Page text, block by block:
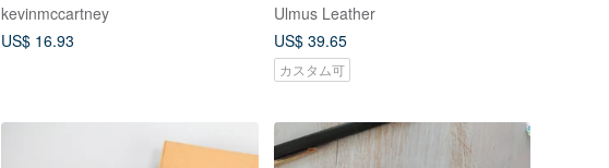
kevinmccartney
US$ 16.93
Ulmus Leather
US$ 39.65
カスタム可